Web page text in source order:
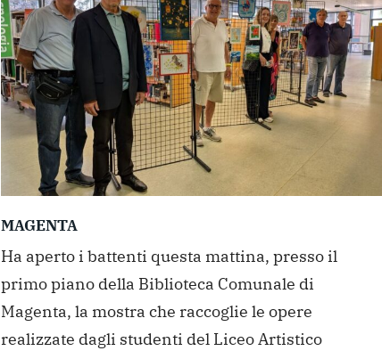
MAGENTA
Ha aperto i battenti questa mattina, presso il
primo piano della Biblioteca Comunale di
Magenta, la mostra che raccoglie le opere
realizzate dagli studenti del Liceo Artistico